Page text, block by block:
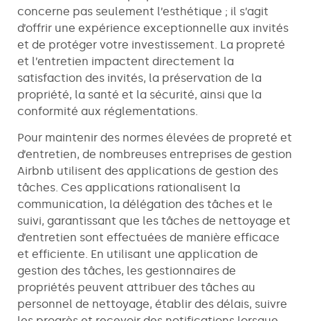
concerne pas seulement l’esthétique ; il s’agit
d’offrir une expérience exceptionnelle aux invités
et de protéger votre investissement. La propreté
et l’entretien impactent directement la
satisfaction des invités, la préservation de la
propriété, la santé et la sécurité, ainsi que la
conformité aux réglementations.
Pour maintenir des normes élevées de propreté et
d’entretien, de nombreuses entreprises de gestion
Airbnb utilisent des applications de gestion des
tâches. Ces applications rationalisent la
communication, la délégation des tâches et le
suivi, garantissant que les tâches de nettoyage et
d’entretien sont effectuées de manière efficace
et efficiente. En utilisant une application de
gestion des tâches, les gestionnaires de
propriétés peuvent attribuer des tâches au
personnel de nettoyage, établir des délais, suivre